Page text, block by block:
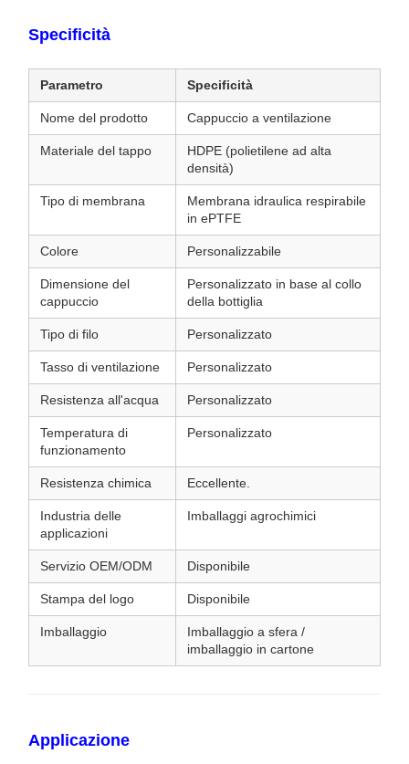
Specificità
Parametro Specificità
Nome del prodotto Cappuccio a ventilazione
Materiale del tappo
HDPE (polietilene ad alta
densità)
Tipo di membrana
Membrana idraulica respirabile
in ePTFE
Colore Personalizzabile
Dimensione del
cappuccio
Personalizzato in base al collo
della bottiglia
Tipo di filo Personalizzato
Tasso di ventilazione Personalizzato
Resistenza all'acqua Personalizzato
Temperatura di
funzionamento
Personalizzato
Resistenza chimica Eccellente.
Industria delle
applicazioni
Imballaggi agrochimici
Servizio OEM/ODM Disponibile
Stampa del logo Disponibile
Imballaggio
Imballaggio a sfera /
imballaggio in cartone
Applicazione